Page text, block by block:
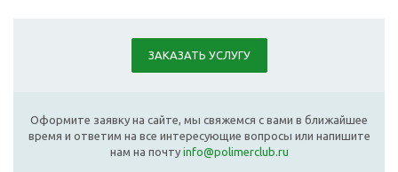
ЗАКАЗАТЬ УСЛУГУ
Оформите заявку на сайте, мы свяжемся с вами в ближайшее
время и ответим на все интересующие вопросы или напишите
нам на почту info@polimerclub.ru